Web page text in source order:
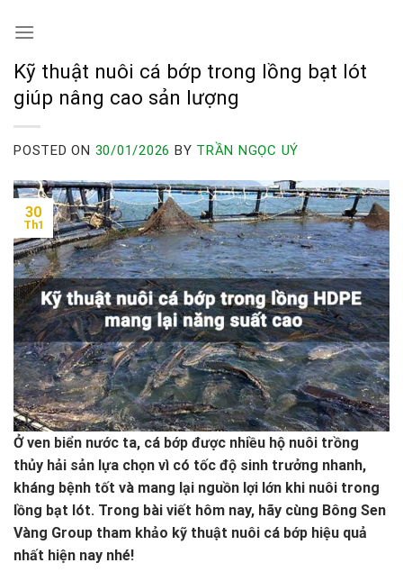
Kỹ thuật nuôi cá bớp trong lồng bạt lót
giúp nâng cao sản lượng
POSTED ON 30/01/2026 BY TRẦN NGỌC UÝ
30
Th1
Ở ven biển nước ta, cá bớp được nhiều hộ nuôi trồng
thủy hải sản lựa chọn vì có tốc độ sinh trưởng nhanh,
kháng bệnh tốt và mang lại nguồn lợi lớn khi nuôi trong
lồng bạt lót. Trong bài viết hôm nay, hãy cùng Bông Sen
Vàng Group tham khảo kỹ thuật nuôi cá bớp hiệu quả
nhất hiện nay nhé!